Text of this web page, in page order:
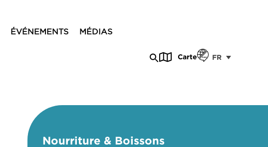
ÉVÉNEMENTS MÉDIAS
Carte FR
Nourriture & Boissons